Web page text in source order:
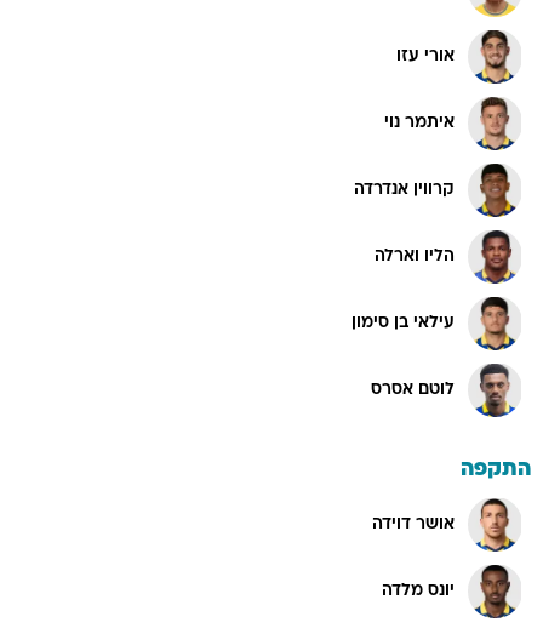
אורי עזו
איתמר נוי
קרווין אנדרדה
הליו וארלה
עילאי בן סימון
לוטם אסרס
התקפה
אושר דוידה
יונס מלדה